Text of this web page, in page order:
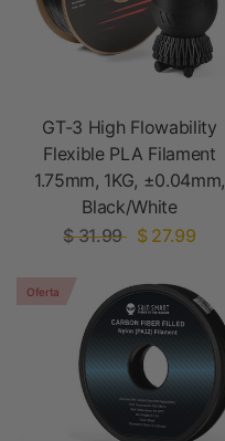
GT-3 High Flowability
Flexible PLA Filament
1.75mm, 1KG, ±0.04mm,
Black/White
$ 31.99
$ 27.99
Oferta